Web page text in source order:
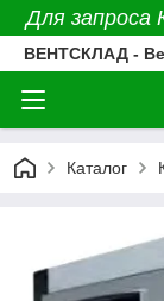
Для
ВЕНТСКЛАД -
Каталог